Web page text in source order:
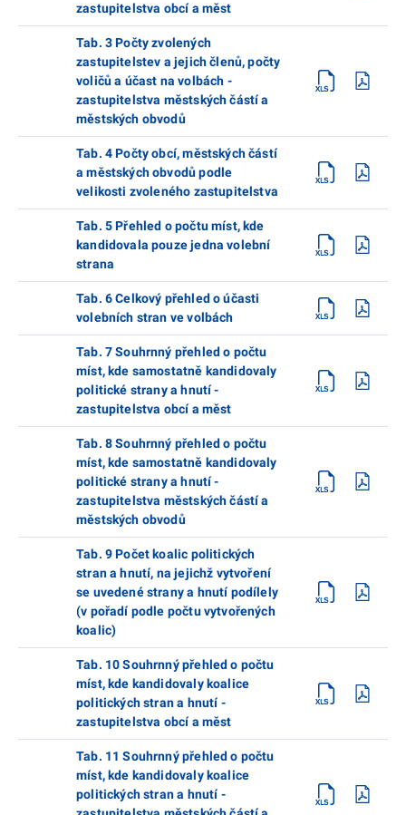
zastupitelstva obcí a měst
Tab. 3 Počty zvolených
zastupitelstev a jejich členů, počty
voličů a účast na volbách -
zastupitelstva městských částí a
městských obvodů
Tab. 4 Počty obcí, městských částí
a městských obvodů podle
velikosti zvoleného zastupitelstva
Tab. 5 Přehled o počtu míst, kde
kandidovala pouze jedna volební
strana
Tab. 6 Celkový přehled o účasti
volebních stran ve volbách
Tab. 7 Souhrnný přehled o počtu
míst, kde samostatně kandidovaly
politické strany a hnutí -
zastupitelstva obcí a měst
Tab. 8 Souhrnný přehled o počtu
míst, kde samostatně kandidovaly
politické strany a hnutí -
zastupitelstva městských částí a
městských obvodů
Tab. 9 Počet koalic politických
stran a hnutí, na jejichž vytvoření
se uvedené strany a hnutí podílely
(v pořadí podle počtu vytvořených
koalic)
Tab. 10 Souhrnný přehled o počtu
míst, kde kandidovaly koalice
politických stran a hnutí -
zastupitelstva obcí a měst
Tab. 11 Souhrnný přehled o počtu
míst, kde kandidovaly koalice
politických stran a hnutí -